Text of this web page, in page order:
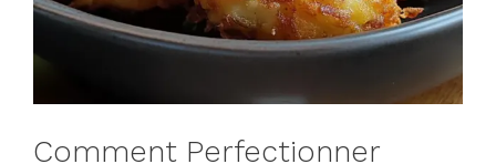
Comment Perfectionner